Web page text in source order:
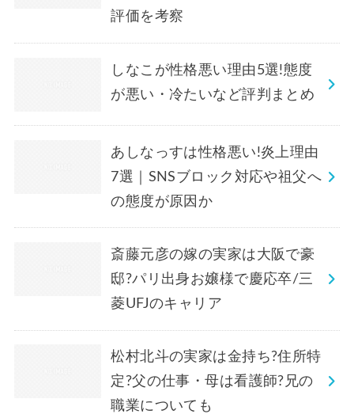
評価を考察
しなこが性格悪い理由5選!態度
が悪い・冷たいなど評判まとめ
あしなっすは性格悪い!炎上理由
7選｜SNSブロック対応や祖父へ
の態度が原因か
斎藤元彦の嫁の実家は大阪で豪
邸?パリ出身お嬢様で慶応卒/三
菱UFJのキャリア
松村北斗の実家は金持ち?住所特
定?父の仕事・母は看護師?兄の
職業についても